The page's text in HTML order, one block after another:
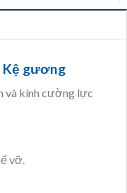
Kệ gương
và kính cường lực
vỡ.